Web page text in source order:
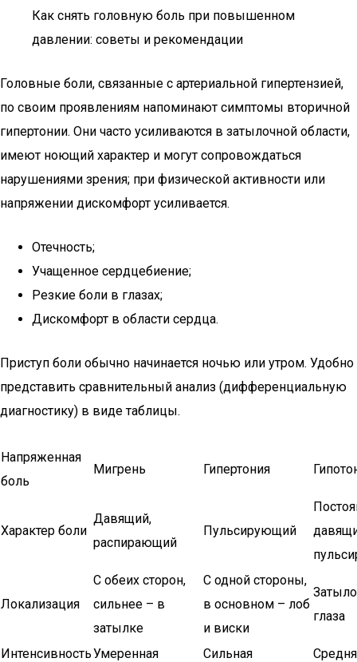
Как снять головную боль при повышенном
давлении: советы и рекомендации
Головные боли, связанные с артериальной гипертензией,
по своим проявлениям напоминают симптомы вторичной
гипертонии. Они часто усиливаются в затылочной области,
имеют ноющий характер и могут сопровождаться
нарушениями зрения; при физической активности или
напряжении дискомфорт усиливается.
Отечность;
Учащенное сердцебиение;
Резкие боли в глазах;
Дискомфорт в области сердца.
Приступ боли обычно начинается ночью или утром. Удобно
представить сравнительный анализ (дифференциальную
диагностику) в виде таблицы.
Напряженная
боль
Мигрень Гипертония
Характер боли
Давящий,
распирающий
Пульсирующий
Локализация
С обеих сторон,
сильнее – в
затылке
С одной стороны,
в основном – лоб
и виски
глаза
ИнтенсивностьУмеренная Сильная